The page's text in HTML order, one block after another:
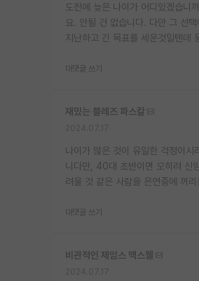
도전에 늦은 나이가 어디있겠습니
요. 안될 건 없습니다. 다만 그 선
지난하고 긴 목표를 세운것일텐데
대댓글 쓰기
재밌는 블레즈 파스칼
나이가 많은 것이 유일한 걱정이
니다만, 40대 초반이면 오히려 신
려울 것 같은 사람을 은연중에 꺼
대댓글 쓰기
비관적인 제임스 맥스웰